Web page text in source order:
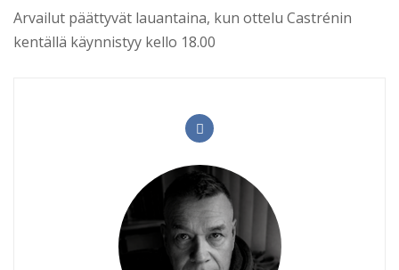
Arvailut päättyvät lauantaina, kun ottelu Castrénin
kentällä käynnistyy kello 18.00